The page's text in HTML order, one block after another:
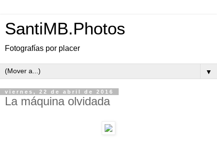
SantiMB.Photos
Fotografías por placer
▼
viernes, 22 de abril de 2016
La máquina olvidada